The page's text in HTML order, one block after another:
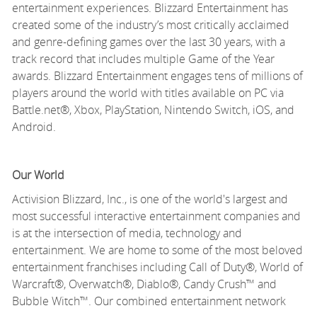
entertainment experiences. Blizzard Entertainment has
created some of the industry’s most critically acclaimed
and genre-defining games over the last 30 years, with a
track record that includes multiple Game of the Year
awards. Blizzard Entertainment engages tens of millions of
players around the world with titles available on PC via
Battle.net®, Xbox, PlayStation, Nintendo Switch, iOS, and
Android.
Our World
Activision Blizzard, Inc., is one of the world's largest and
most successful interactive entertainment companies and
is at the intersection of media,technologyand
entertainment. We are home to some of the most beloved
entertainment franchises including Call of Duty®, World of
Warcraft®, Overwatch®, Diablo®, Candy Crush™ and
Bubble Witch™. Our combined entertainment network